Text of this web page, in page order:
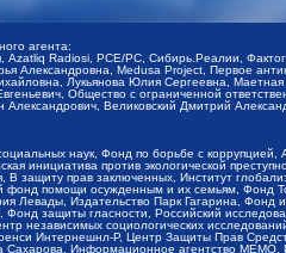
агента:
Radiosi, PCE/PC, Сибирь.Реалии,
Александровна, Medusa Project, Первое
Лукьянова Юлия Сергеевна,
Общество с ограниченной
Великовский Дмитрий
наук, Фонд по борьбе с
инициатива против экологической
защиту прав заключенных, Институт
помощи осужденным и их семьям, Фонд
Левады, Издательство Парк Гагарина,
защиты гласности, Российский
независимых социологических
Интернешнл-Р, Центр Защиты Прав
Сахарова, Информационное агентство